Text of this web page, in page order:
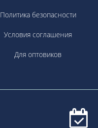
Политика безопасности
Условия соглашения
Для оптовиков